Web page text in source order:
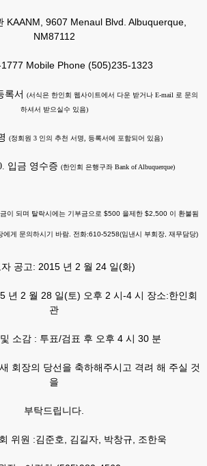
KAANM, 9607 Menaul Blvd. Albuquerque,
NM87112
Mobile Phone (505)235-1323
록서
(서식은 한인회 웹사이트에서 다운 받거나 E-mail 로 문의
하셔서 받으실수 있음)
(정회원 3 인의 추천 서명, 등록서에 포함되어 있음)
입금 영수증 (한인회 은행구좌 Bank of Albuquerque)
이 되며 탈락시에는 기부금으로 $500 을제한 $2,500 이 환불됨
에게 문의하시기 바람. 전화:610-5258(임낸시 부회장, 재무담당)
공고: 2015 년 2 월 24 일(화)
년 2 월 28 일(토) 오후 2 시-4 시 장소:한인회
관
소감 : 투표/검표 후 오후 4 시 30 분
회장의 당선을 축하해주시고 격려 해 주실 것
을
부탁드립니다.
위원 :김준호, 김길자, 박창규, 조한욱